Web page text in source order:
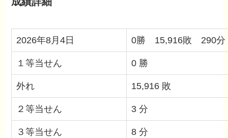
2026年8月4日 0勝 15,916敗 290分
１等当せん 0 勝
外れ 15,916 敗
２等当せん 3 分
３等当せん 8 分